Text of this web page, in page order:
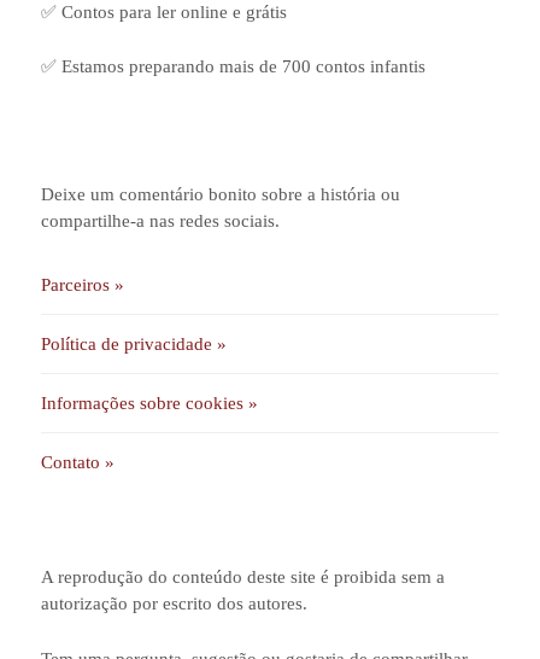
✅ Contos para ler online e grátis
✅ Estamos preparando mais de 700 contos infantis
Deixe um comentário bonito sobre a história ou
compartilhe-a nas redes sociais.
Parceiros »
Política de privacidade »
Informações sobre cookies »
Contato »
A reprodução do conteúdo deste site é proibida sem a
autorização por escrito dos autores.